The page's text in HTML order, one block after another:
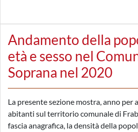
Andamento della
età e sesso nel
Soprana nel 2020
La presente sezione mostra, anno per
abitanti sul territorio comunale di
fascia anagrafica, la densità della